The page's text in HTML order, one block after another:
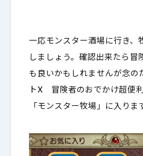
一応モンスター酒場に行き、
しましょう。確認出来たら冒
も良いかもしれませんが念の
トX 冒険者のおでかけ超便
「モンスター牧場」に入りま